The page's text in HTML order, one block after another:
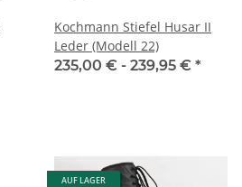
Kochmann Stiefel Husar II
Leder (Modell 22)
235,00 € - 239,95 € *
AUF LAGER